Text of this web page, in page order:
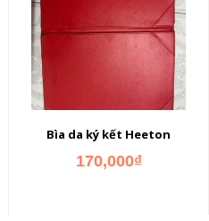
Bìa da ký kết Heeton
170,000₫